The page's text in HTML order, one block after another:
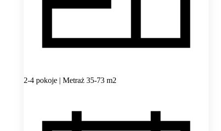
2-4 pokoje | Metraż 35-73 m2